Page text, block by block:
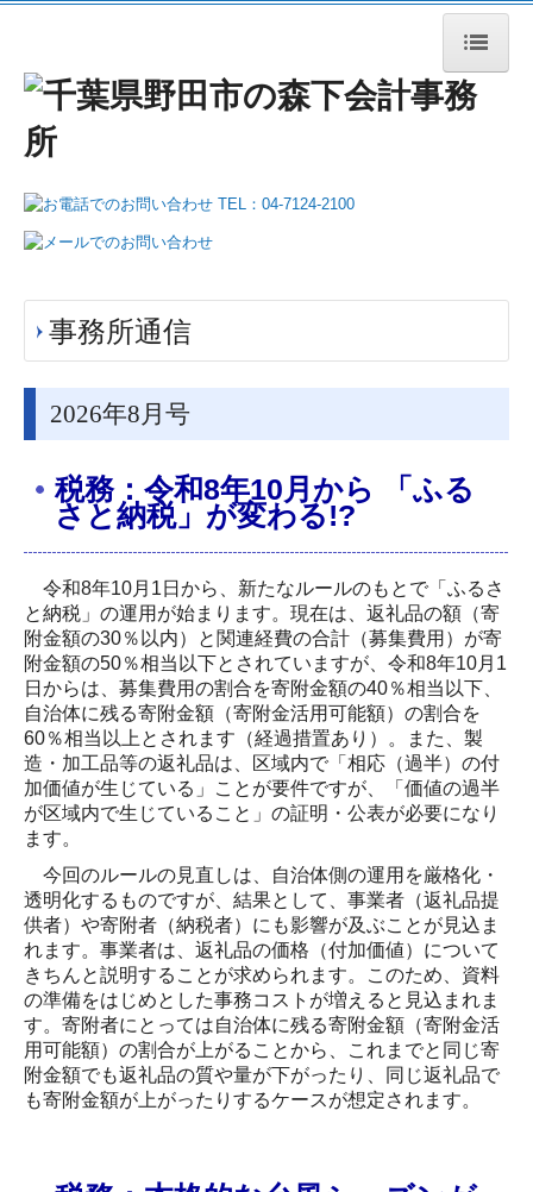
HOME
業務案内
税務・会計
相続・事業承継
企業のDX化支援
医療関係の皆様へ
公益法人の皆様へ
事務所通信
採用情報
職員インタビュー
データで見る森下会計
募集要項
応募フォーム
セミナー情報
過去のセミナー
お問い合わせ
事務所通信
2026年8月号
税務：令和8年10月から 「ふる
さと納税」が変わる!?
令和8年10月1日から、新たなルールのもとで「ふるさ
と納税」の運用が始まります。現在は、返礼品の額（寄
附金額の30％以内）と関連経費の合計（募集費用）が寄
附金額の50％相当以下とされていますが、令和8年10月1
日からは、募集費用の割合を寄附金額の40％相当以下、
自治体に残る寄附金額（寄附金活用可能額）の割合を
60％相当以上とされます（経過措置あり）。また、製
造・加工品等の返礼品は、区域内で「相応（過半）の付
加価値が生じている」ことが要件ですが、「価値の過半
が区域内で生じていること」の証明・公表が必要になり
ます。
今回のルールの見直しは、自治体側の運用を厳格化・
透明化するものですが、結果として、事業者（返礼品提
供者）や寄附者（納税者）にも影響が及ぶことが見込ま
れます。事業者は、返礼品の価格（付加価値）について
きちんと説明することが求められます。このため、資料
の準備をはじめとした事務コストが増えると見込まれま
す。寄附者にとっては自治体に残る寄附金額（寄附金活
用可能額）の割合が上がることから、これまでと同じ寄
附金額でも返礼品の質や量が下がったり、同じ返礼品で
も寄附金額が上がったりするケースが想定されます。